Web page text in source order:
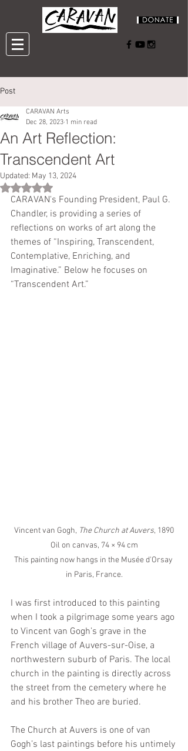
Post
An Art Reflection:
Transcendent Art
CARAVAN Arts
Dec 28, 2023 1 min read
Updated: May 13, 2024
Rated NaN out of 5 stars.
CARAVAN's Founding President, Paul G.
Chandler, is providing a series of
reflections on works of art along the
themes of “Inspiring, Transcendent,
Contemplative, Enriching, and
Imaginative.” Below he focuses on
“Transcendent Art.”
Vincent van Gogh, The Church at Auvers, 1890
Oil on canvas, 74 × 94 cm
This painting now hangs in the Musée d'Orsay
in Paris, France.
I was first introduced to this painting
when I took a pilgrimage some years ago
to Vincent van Gogh’s grave in the
French village of Auvers-sur-Oise, a
northwestern suburb of Paris. The local
church in the painting is directly across
the street from the cemetery where he
and his brother Theo are buried.
The Church at Auvers is one of van
Gogh’s last paintings before his untimely